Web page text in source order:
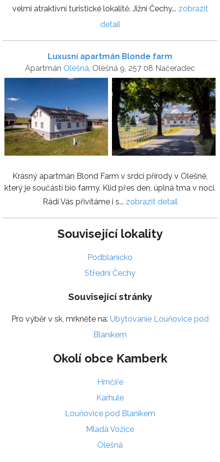
velmi atraktivní turistické lokalitě. Jižní Čechy... zobrazit
detail
Luxusní apartmán Blonde farm
Apartmán Olešná, Olešná 9, 257 08 Načeradec
Krásný apartmán Blond Farm v srdci přírody v Olešné,
který je součástí bio farmy. Klid přes den, úplná tma v noci.
Rádi Vás přivítáme i s... zobrazit detail
Související lokality
Podblanicko
Střední Čechy
Související stránky
Pro výběr v sk, mrkněte na: Ubytovanie Louňovice pod
Blaníkem
Okolí obce Kamberk
Hrnčíře
Karhule
Louňovice pod Blaníkem
Mladá Vožice
Olešná